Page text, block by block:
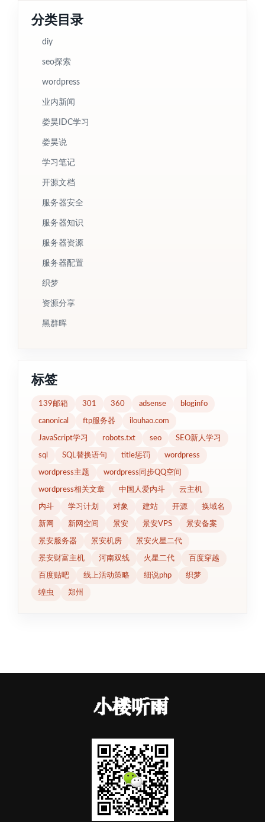
分类目录
diy
seo探索
wordpress
业内新闻
娄昊IDC学习
娄昊说
学习笔记
开源文档
服务器安全
服务器知识
服务器资源
服务器配置
织梦
资源分享
黑群晖
标签
139邮箱 301 360 adsense bloginfo
canonical ftp服务器 ilouhao.com
JavaScript学习 robots.txt seo SEO新人学习
sql SQL替换语句 title惩罚 wordpress
wordpress主题 wordpress同步QQ空间
wordpress相关文章 中国人爱内斗 云主机
内斗 学习计划 对象 建站 开源 换域名
新网 新网空间 景安 景安VPS 景安备案
景安服务器 景安机房 景安火星二代
景安财富主机 河南双线 火星二代 百度穿越
百度贴吧 线上活动策略 细说php 织梦
蝗虫 郑州